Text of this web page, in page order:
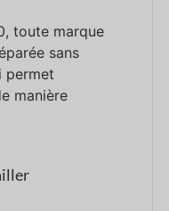
toute marque
sans
permet
manière